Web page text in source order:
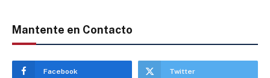
Mantente en Contacto
Facebook Twitter